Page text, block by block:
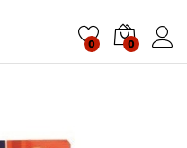
0 0